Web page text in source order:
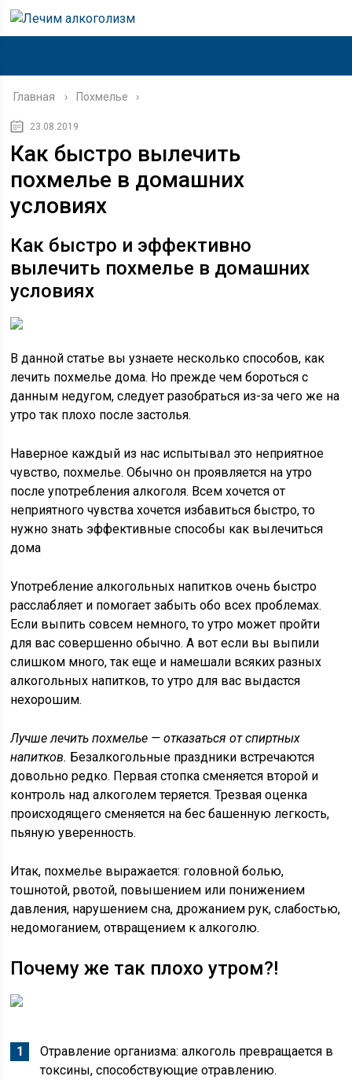
Главная › Похмелье
23.08.2019
Как быстро вылечить
похмелье в домашних
условиях
Как быстро и эффективно
вылечить похмелье в домашних
условиях
В данной статье вы узнаете несколько способов, как
лечить похмелье дома. Но прежде чем бороться с
данным недугом, следует разобраться из-за чего же на
утро так плохо после застолья.
Наверное каждый из нас испытывал это неприятное
чувство, похмелье. Обычно он проявляется на утро
после употребления алкоголя. Всем хочется от
неприятного чувства хочется избавиться быстро, то
нужно знать эффективные способы как вылечиться
дома
Употребление алкогольных напитков очень быстро
расслабляет и помогает забыть обо всех проблемах.
Если выпить совсем немного, то утро может пройти
для вас совершенно обычно. А вот если вы выпили
слишком много, так еще и намешали всяких разных
алкогольных напитков, то утро для вас выдастся
нехорошим.
Лучше лечить похмелье — отказаться от спиртных
напитков. Безалкогольные праздники встречаются
довольно редко. Первая стопка сменяется второй и
контроль над алкоголем теряется. Трезвая оценка
происходящего сменяется на бес башенную легкость,
пьяную уверенность.
Итак, похмелье выражается: головной болью,
тошнотой, рвотой, повышением или понижением
давления, нарушением сна, дрожанием рук, слабостью,
недомоганием, отвращением к алкоголю.
Почему же так плохо утром?!
Отравление организма: алкоголь превращается в
токсины, способствующие отравлению.